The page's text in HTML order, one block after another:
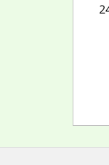
קשיחה בנפח 24